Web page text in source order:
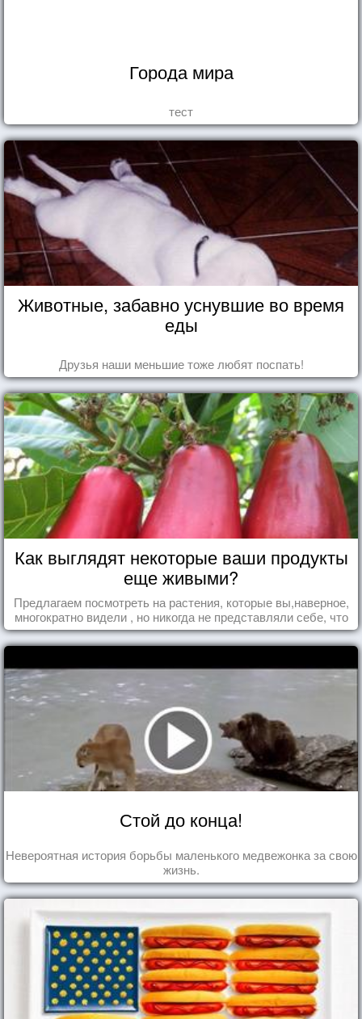
Города мира
тест
Животные, забавно уснувшие во время
еды
Друзья наши меньшие тоже любят поспать!
Как выглядят некоторые ваши продукты
еще живыми?
Предлагаем посмотреть на растения, которые вы,наверное,
многократно видели , но никогда не представляли себе, что
употребляете их в пищу.
Стой до конца!
Невероятная история борьбы маленького медвежонка за свою
жизнь.